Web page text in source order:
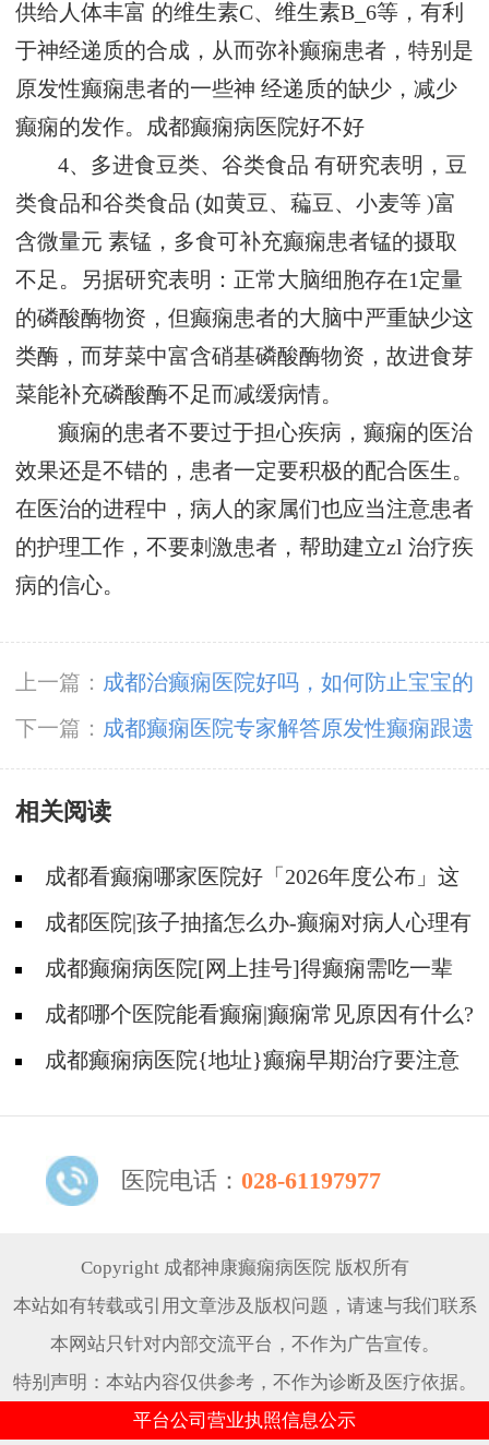
供给人体丰富 的维生素C、维生素B_6等，有利
于神经递质的合成，从而弥补癫痫患者，特别是
原发性癫痫患者的一些神 经递质的缺少，减少
癫痫的发作。 成都癫痫病医院好不好
4、多进食豆类、谷类食品 有研究表明，豆
类食品和谷类食品 (如黄豆、藊豆、小麦等 )富
含微量元 素锰，多食可补充癫痫患者锰的摄取
不足。另据研究表明：正常大脑细胞存在1定量
的磷酸酶物资，但癫痫患者的大脑中严重缺少这
类酶，而芽菜中富含硝基磷酸酶物资，故进食芽
菜能补充磷酸酶不足而减缓病情。
癫痫的患者不要过于担心疾病，癫痫的医治
效果还是不错的，患者一定要积极的配合医生。
在医治的进程中，病人的家属们也应当注意患者
的护理工作，不要刺激患者，帮助建立zl 治疗疾
病的信心。
上一篇： 成都治癫痫医院好吗，如何防止宝宝的
癫痫发作?
下一篇： 成都癫痫医院专家解答原发性癫痫跟遗
传相关系吗?
相关阅读
成都看癫痫哪家医院好「2026年度公布」这
些遗传病可能伴有癫痫发生
成都医院|孩子抽搐怎么办-癫痫对病人心理有
影响吗?
成都癫痫病医院[网上挂号]得癫痫需吃一辈
子药吗?
成都哪个医院能看癫痫|癫痫常见原因有什么?
成都癫痫病医院{地址}癫痫早期治疗要注意
医院电话： 028-61197977
Copyright 成都神康癫痫病医院 版权所有
本站如有转载或引用文章涉及版权问题，请速与我们联系
本网站只针对内部交流平台，不作为广告宣传。
特别声明：本站内容仅供参考，不作为诊断及医疗依据。
平台公司营业执照信息公示